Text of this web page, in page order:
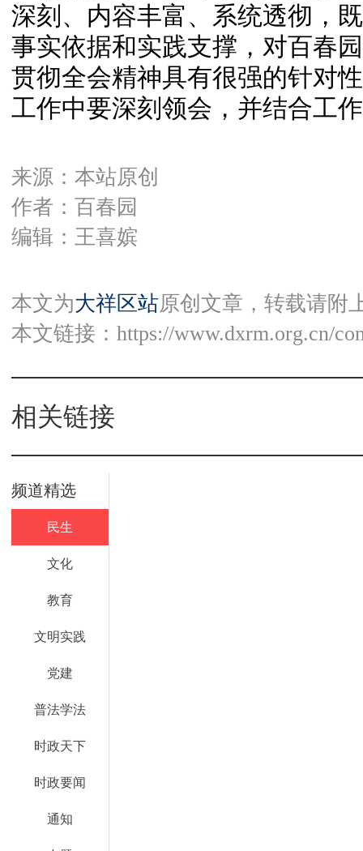
深刻、内容丰富、系统透彻，
事实依据和实践支撑，对百春
贯彻全会精神具有很强的针对
工作中要深刻领会，并结合工
来源：本站原创
作者：百春园
编辑：王喜嫔
本文为大祥区站原创文章，转载请附
本文链接： https://www.dxrm.org.cn/
相关链接
频道精选
民生
文化
教育
文明实践
党建
普法学法
时政天下
时政要闻
通知